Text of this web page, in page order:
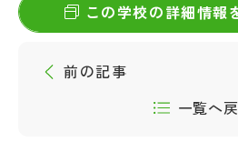
この学校の詳細情報
前の記事
一覧へ